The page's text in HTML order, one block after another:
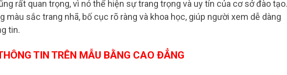
rất quan trọng, vì nó thể hiện sự trang trọng và uy tín của cơ sở đào tạo.
màu sắc trang nhã, bố cục rõ ràng và khoa học, giúp người xem dễ dàng
tin.
TIN TRÊN MẪU BẰNG CAO ĐẲNG